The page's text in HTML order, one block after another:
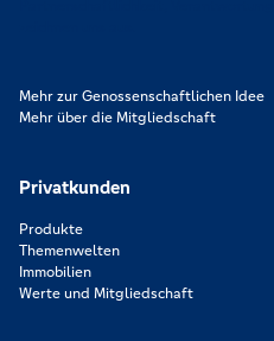
Mehr zur Genossenschaftlichen Idee
Mehr über die Mitgliedschaft
Privatkunden
Produkte
Themenwelten
Immobilien
Werte und Mitgliedschaft